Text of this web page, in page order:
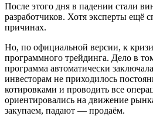
После этого дня в падении стали
разработчиков. Хотя эксперты ещё
причинах.
Но, по официальной версии, к
программного трейдинга. Дело в
программа автоматически
инвесторам не приходилось
котировками и проводить все
ориентировались на движение
закупаем, падают — продаём.